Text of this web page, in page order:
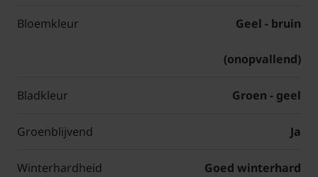
Bloemkleur Geel - bruin
(onopvallend)
Bladkleur Groen - geel
Groenblijvend Ja
Winterhardheid Goed winterhard